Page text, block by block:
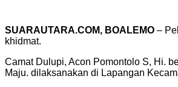
SUARAUTARA.COM, BOALEMO –
khidmat.
Camat Dulupi, Acon Pomontolo S, Hi.
Maju. dilaksanakan di Lapangan